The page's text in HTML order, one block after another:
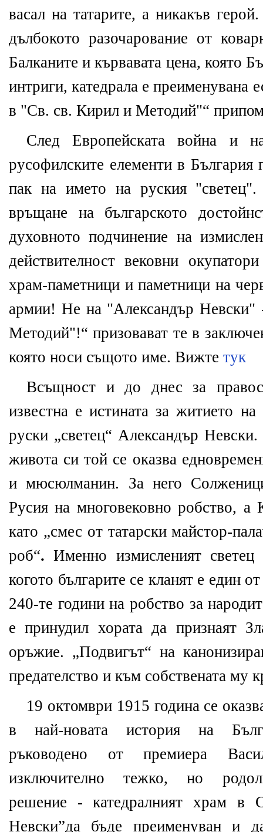
васал на татарите, а никакъв
дълбокото разочарование от
Балканите и кървавата цена, която
интриги, катедрала е преименувана
в "Св. св. Кирил и Методий"“
След Европейската война и
русофилските елементи в България
пак на името на руския "светец".
връщане на българското
духовното подчинение на
действителност вековни
храм-паметници и паметници на
армии! Не на "Александър
Методий"!“ призовават те в
която носи същото име. Вижте тук
Всъщност и до днес за
известна е истината за житието
руски „светец“ Александър
живота си той се оказва
и мюсюлманин. За него
Русия на многовековно робство, а
като „смес от татарски майстор-
роб“. Именно измисленият
когото българите се кланят е един
240-те години на робство за
е принудил хората да признаят
оръжие. „Подвигът“ на
предателство и към собствената му
19 октомври 1915 година се
в най-новата история на
ръководено от премиера
изключително тежко, но
решение - катедралният храм в
Невски”да бъде преименуван и